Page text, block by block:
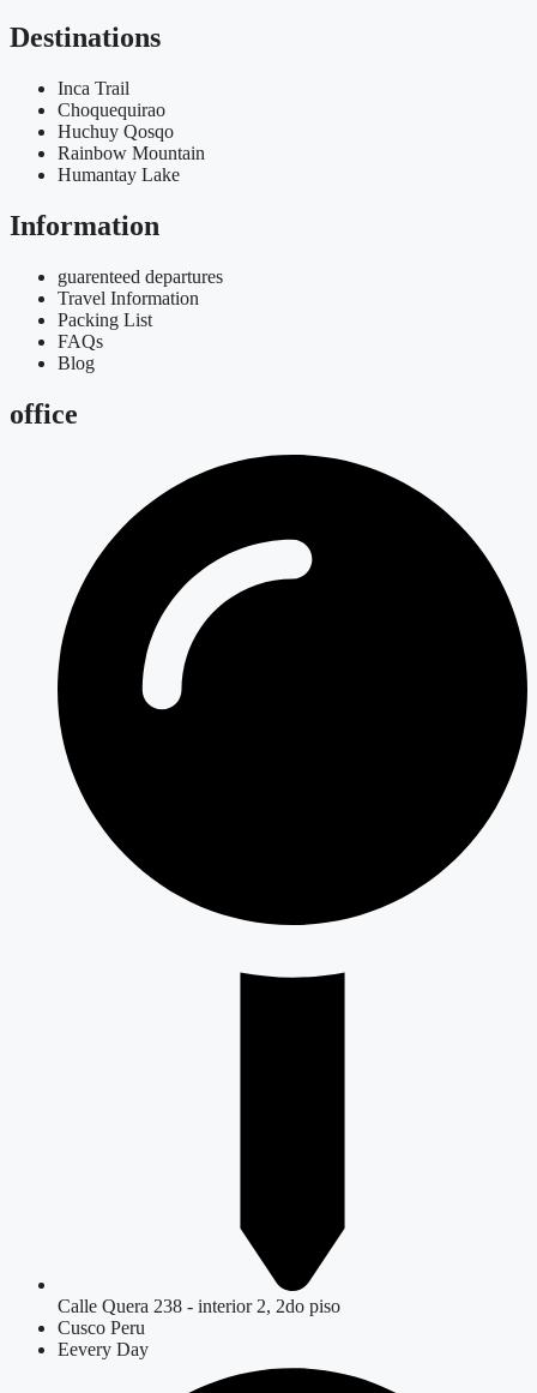
Destinations
Inca Trail
Choquequirao
Huchuy Qosqo
Rainbow Mountain
Humantay Lake
Information
guarenteed departures
Travel Information
Packing List
FAQs
Blog
office
Calle Quera 238 - interior 2, 2do piso
Cusco Peru
Eevery Day